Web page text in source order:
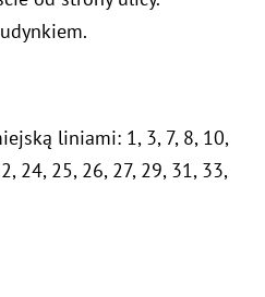
liniami: 1, 3, 7, 8, 10,
24, 25, 26, 27, 29, 31, 33,